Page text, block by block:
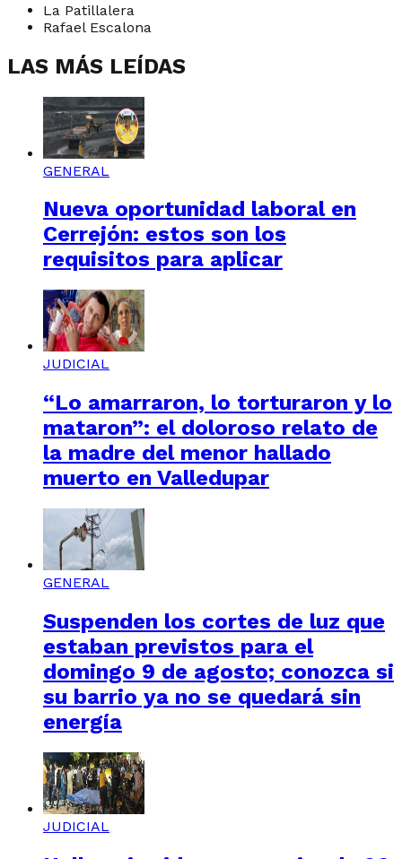
La Patillalera
Rafael Escalona
LAS MÁS LEÍDAS
GENERAL
Nueva oportunidad laboral en
Cerrejón: estos son los
requisitos para aplicar
JUDICIAL
“Lo amarraron, lo torturaron y lo
mataron”: el doloroso relato de
la madre del menor hallado
muerto en Valledupar
GENERAL
Suspenden los cortes de luz que
estaban previstos para el
domingo 9 de agosto; conozca si
su barrio ya no se quedará sin
energía
JUDICIAL